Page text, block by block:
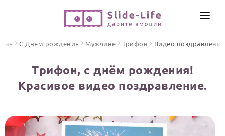
ПО ФОРМАТУ
Песни поздравления
ИНСТРУМЕНТЫ
ЦЕНЫ
С Днем рождения Мужчине Трифон Видео поздравления
Трифон, с днём рождения!
Красивое видео поздравление.